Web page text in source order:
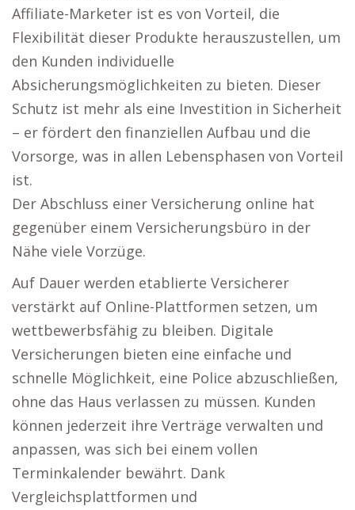
Affiliate-Marketer ist es von Vorteil, die
Flexibilität dieser Produkte herauszustellen, um
den Kunden individuelle
Absicherungsmöglichkeiten zu bieten. Dieser
Schutz ist mehr als eine Investition in Sicherheit
– er fördert den finanziellen Aufbau und die
Vorsorge, was in allen Lebensphasen von Vorteil
ist.
Der Abschluss einer Versicherung online hat
gegenüber einem Versicherungsbüro in der
Nähe viele Vorzüge.
Auf Dauer werden etablierte Versicherer
verstärkt auf Online-Plattformen setzen, um
wettbewerbsfähig zu bleiben. Digitale
Versicherungen bieten eine einfache und
schnelle Möglichkeit, eine Police abzuschließen,
ohne das Haus verlassen zu müssen. Kunden
können jederzeit ihre Verträge verwalten und
anpassen, was sich bei einem vollen
Terminkalender bewährt. Dank
Vergleichsplattformen und